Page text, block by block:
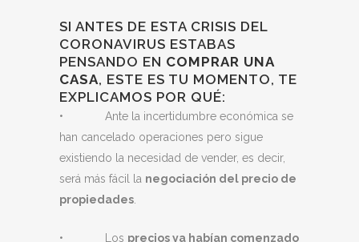
SI ANTES DE ESTA CRISIS DEL
CORONAVIRUS ESTABAS
PENSANDO EN COMPRAR UNA
CASA, ESTE ES TU MOMENTO, TE
EXPLICAMOS POR QUÉ:
• Ante la incertidumbre económica se
han cancelado operaciones pero sigue
existiendo la necesidad de vender, es decir,
será más fácil la negociación del precio de
propiedades
• Los precios ya habían comenzado